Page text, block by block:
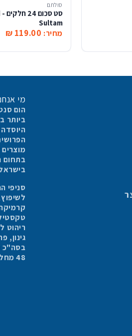
סולתם
Sultam
מחיר: 119.00 ₪
מי
הום
ביותר
היוסדה
סניפי
ריהוט
גינון,
בסה"כ
48 מחלקות.